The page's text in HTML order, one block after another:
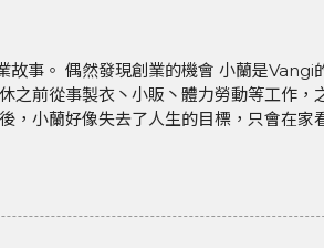
十八歲退休，在2010
之前從事製衣丶小販丶體力勞動等工作，
，小蘭好像失去了人生的目標，只會在家